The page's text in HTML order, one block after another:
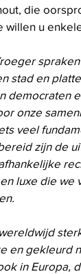
die
u
stad en
democraten
onze
veel
zijn de
luxe die we
en gekleurd
in Europa,